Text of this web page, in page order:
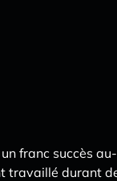
franc succès
travaillé durant